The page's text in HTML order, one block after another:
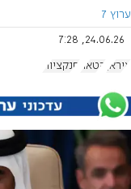
ערוץ 7
24.06.26, 7:28
איראן קטאר סנקציות